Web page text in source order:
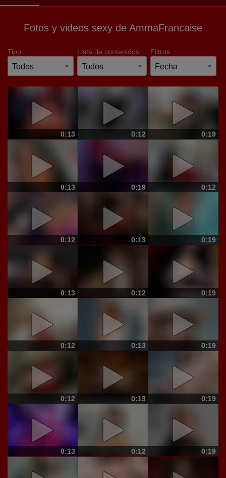
Fotos y videos sexy de AmmaFrancaise
Tipo Lista de contenidos Filtros
0:13 0:12 0:19
0:13 0:19 0:12
0:12 0:13 0:19
0:13 0:12 0:19
0:12 0:13 0:19
0:12 0:13 0:19
0:13 0:12 0:19